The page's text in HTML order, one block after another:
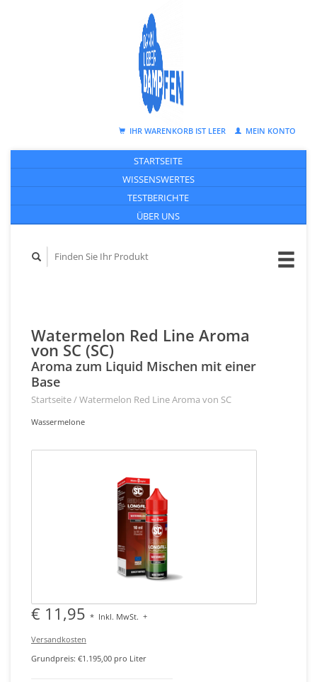
IHR WARENKORB IST LEER MEIN KONTO
STARTSEITE
WISSENSWERTES
TESTBERICHTE
ÜBER UNS
Watermelon Red Line Aroma
von SC (SC)
Aroma zum Liquid Mischen mit einer
Base
Startseite/Watermelon Red Line Aroma von SC
Wassermelone
€ 11,95 * Inkl. MwSt. +
Versandkosten
Grundpreis: €1.195,00 pro Liter